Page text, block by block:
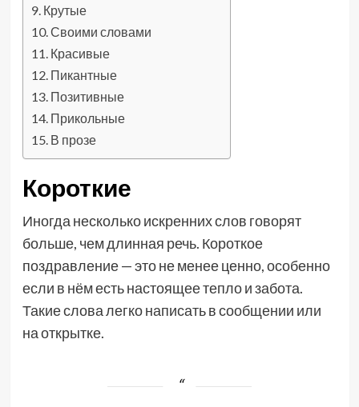
Крутые
Своими словами
Красивые
Пикантные
Позитивные
Прикольные
В прозе
Короткие
Иногда несколько искренних слов говорят
больше, чем длинная речь. Короткое
поздравление — это не менее ценно, особенно
если в нём есть настоящее тепло и забота.
Такие слова легко написать в сообщении или
на открытке.